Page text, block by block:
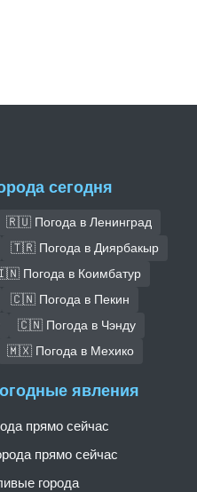
сегодня
🇷🇺 Погода в Ленинград
🇹🇷 Погода в Диярбакыр
Погода в Коимбатур
🇨🇳 Погода в Пекин
🇨🇳 Погода в Чэнду
🇲🇽 Погода в Мехико
явления
прямо сейчас
прямо сейчас
города